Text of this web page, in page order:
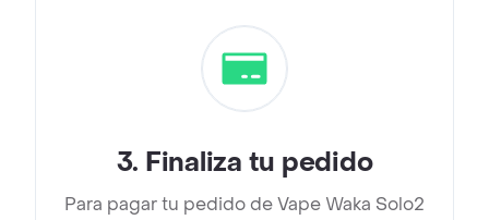
3. Finaliza tu pedido
Para pagar tu pedido de Vape Waka Solo2